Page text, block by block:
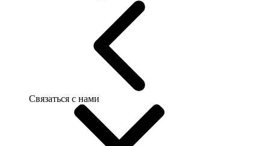
Связаться с нами